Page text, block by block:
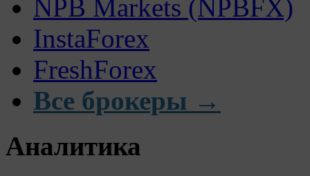
NPB Markets (NPBFX)
InstaForex
FreshForex
Все брокеры →
Аналитика